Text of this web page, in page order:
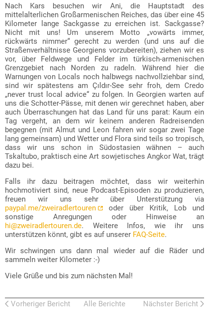
ZATP035.mp3
(rechte Maustaste, dann „Ziel speichern unter…“).
https://www.zweiradlertouren.de/podcast/zatp-feed.xml
(diese URL lässt sich in Podcast-Apps eingeben, wie z. B.
AntennaPod
oder Podcast Addict für Android bzw.Overcast
oder Apple Podcasts für iOS).
Nach Kars besuchen wir Ani, die Hauptstadt des
mittelalterlichen Großarmenischen Reiches, das über eine 45
Kilometer lange Sackgasse zu erreichen ist. Sackgasse?
Nicht mit uns! Um unserem Motto „vowärts immer,
rückwärts nimmer“ gerecht zu werden (und uns auf die
Straßenverhältnisse Georgiens vorzubereiten), ziehen wir es
vor, über Feldwege und Felder im türkisch-armenischen
Grenzgebiet nach Norden zu radeln. Während hier die
Warnungen von Locals noch halbwegs nachvollziehbar sind,
sind wir spätestens am Çıldır-See sehr froh, dem Credo
„never trust local advice“ zu folgen. In Georgien warten auf
uns die Schotter-Pässe, mit denen wir gerechnet haben, aber
auch Überraschungen hat das Land für uns parat: Kaum ein
Tag vergeht, an dem wir keinem anderen Radreisenden
begegnen (mit Almut und Leon fahren wir sogar zwei Tage
lang gemeinsam) und Wetter und Flora sind teils so tropisch,
dass wir uns schon in Südostasien wähnen – auch
Tskaltubo, praktisch eine Art sowjetisches Angkor Wat, trägt
dazu bei.
Falls ihr dazu beitragen möchtet, dass wir weiterhin
hochmotiviert sind, neue Podcast-Episoden zu produzieren,
freuen wir uns sehr über Unterstützung via
paypal.me/zweiradlertouren
oder über Kritik, Lob und
sonstige Anregungen oder Hinweise an
hi@zweiradlertouren.de. Weitere Infos, wie ihr uns
unterstützen könnt, gibt es auf unserer FAQ-Seite.
Wir schwingen uns dann mal wieder auf die Räder und
sammeln weiter Kilometer :-)
Viele Grüße und bis zum nächsten Mal!
Vorheriger Bericht Alle Berichte Nächster Bericht